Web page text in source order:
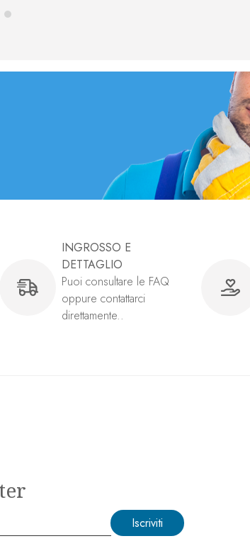
INGROSSO E
DETTAGLIO
Puoi consultare le FAQ
oppure contattarci
direttamente..
Iscriviti